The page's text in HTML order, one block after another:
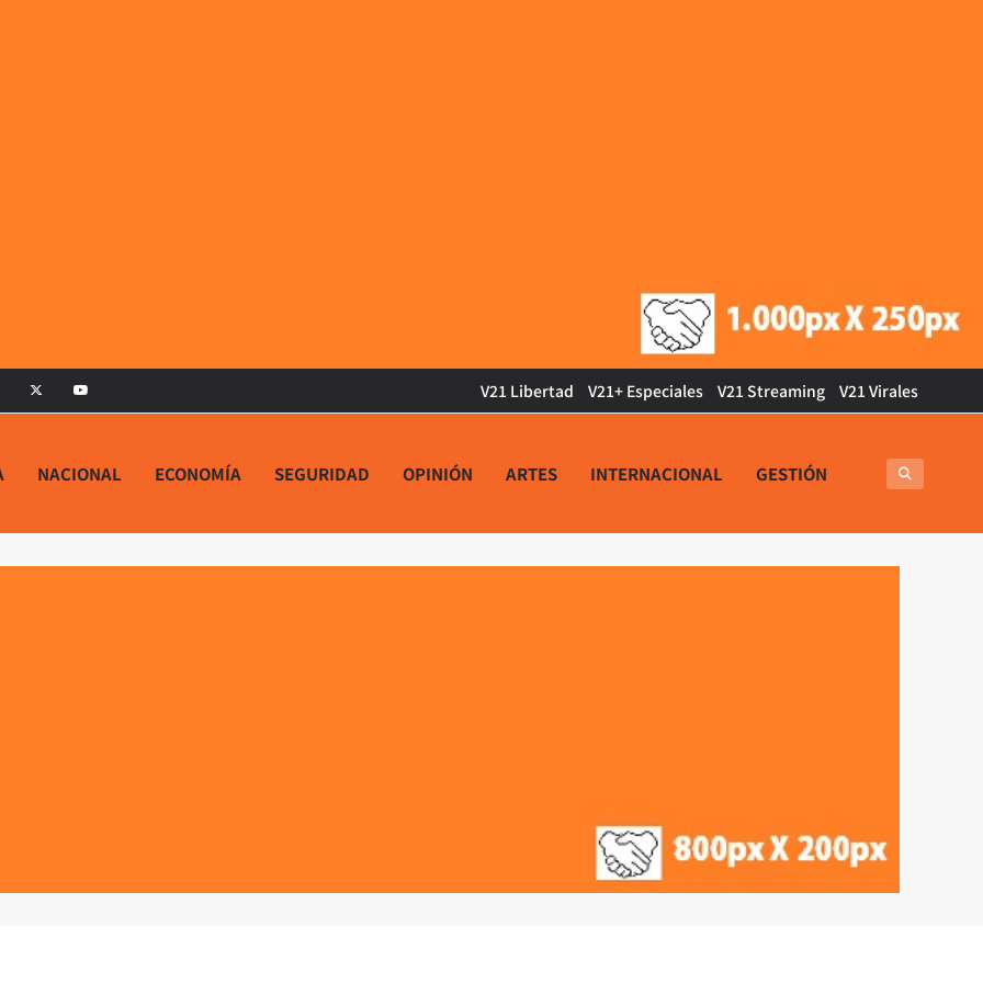
V21 Libertad V21+ Especiales V21 Streaming V21 Virales
NACIONAL ECONOMÍA SEGURIDAD OPINIÓN ARTES INTERNACIONAL GESTIÓN